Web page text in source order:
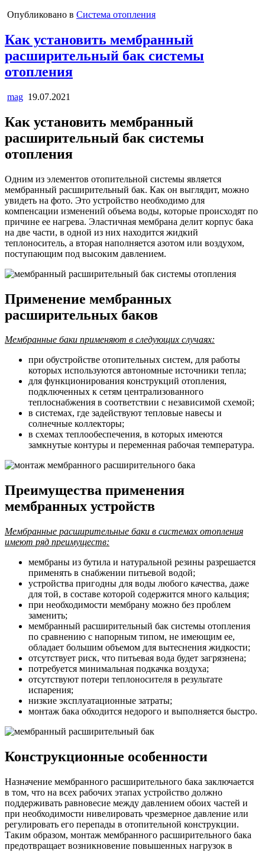
Опубликовано в Система отопления
Как установить мембранный
расширительный бак системы
отопления
mag 19.07.2021
Как установить мембранный
расширительный бак системы
отопления
Одним из элементов отопительной системы является
мембранный расширительный бак. Как он выглядит, можно
увидеть на фото. Это устройство необходимо для
компенсации изменений объема воды, которые происходят по
причине ее нагрева. Эластичная мембрана делит корпус бака
на две части, в одной из них находится жидкий
теплоноситель, а вторая наполняется азотом или воздухом,
поступающим под высоким давлением.
Применение мембранных
расширительных баков
Мембранные баки применяют в следующих случаях:
при обустройстве отопительных систем, для работы
которых используются автономные источники тепла;
для функционирования конструкций отопления,
подключенных к сетям централизованного
теплоснабжения в соответствии с независимой схемой;
в системах, где задействуют тепловые навесы и
солнечные коллекторы;
в схемах теплообеспечения, в которых имеются
замкнутые контуры и переменная рабочая температура.
Преимущества применения
мембранных устройств
Мембранные расширительные баки в системах отопления
имеют ряд преимуществ:
мембраны из бутила и натуральной резины разрешается
применять в снабжении питьевой водой;
устройства пригодны для воды любого качества, даже
для той, в составе которой содержится много кальция;
при необходимости мембрану можно без проблем
заменить;
мембранный расширительный бак системы отопления
по сравнению с напорным типом, не имеющим ее,
обладает большим объемом для вытеснения жидкости;
отсутствует риск, что питьевая вода будет загрязнена;
потребуется минимальная подкачка воздуха;
отсутствуют потери теплоносителя в результате
испарения;
низкие эксплуатационные затраты;
монтаж бака обходится недорого и выполняется быстро.
Конструкционные особенности
Назначение мембранного расширительного бака заключается
в том, что на всех рабочих этапах устройство должно
поддерживать равновесие между давлением обоих частей и
при необходимости нивелировать чрезмерное давление или
регулировать его перепады в отопительной конструкции.
Таким образом, монтаж мембранного расширительного бака
предотвращает возникновение повышенных нагрузок в